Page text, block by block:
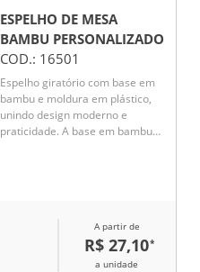
ESPELHO DE MESA
BAMBU PERSONALIZADO
COD.: 16501
Espelho giratório com base em
bambu e moldura em plástico,
unindo design moderno e
praticidade. A base em bambu
corporativos que valorizam
A partir de
R$ 27,10*
a unidade